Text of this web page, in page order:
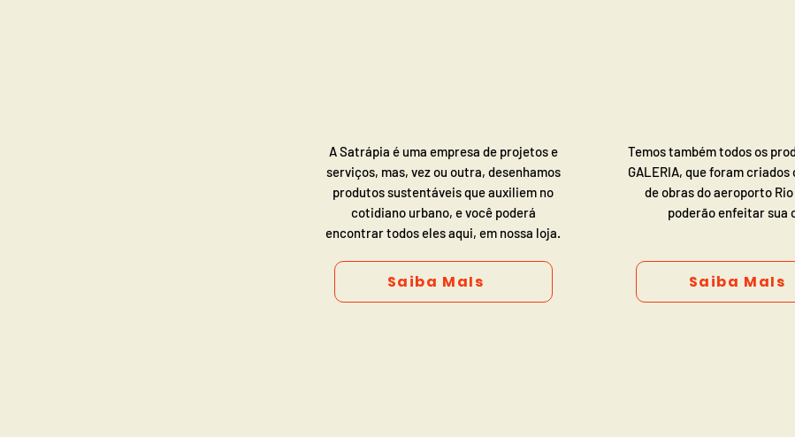
A Satrápia é uma empresa de projetos e
serviços, mas, vez ou outra, desenhamos
produtos sustentáveis que auxiliem no
cotidiano urbano, e você poderá
encontrar todos eles aqui, em nossa loja.
Saiba MaIs
Temos também todos os
GALERIA, que foram criados
de obras do aeroporto Rio
poderão enfeitar sua
Saiba MaIs